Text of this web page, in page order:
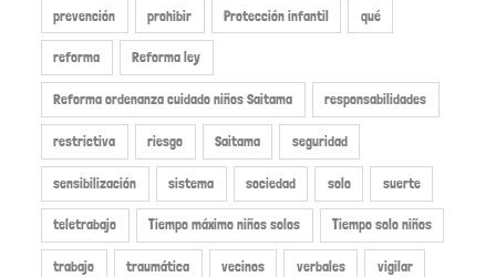
prevención prohibir Protección infantil qué
reforma Reforma ley
Reforma ordenanza cuidado niños Saitama responsabilidades
restrictiva riesgo Saitama seguridad
sensibilización sistema sociedad solo suerte
teletrabajo Tiempo máximo niños solos Tiempo solo niños
trabajo traumática vecinos verbales vigilar